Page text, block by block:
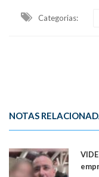
Categorias:
NOTAS